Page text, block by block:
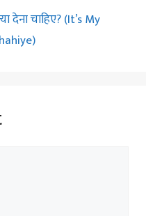
देना चाहिए? (It’s My